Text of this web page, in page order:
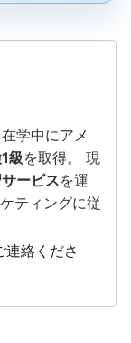
学中にアメ
級を取得。 現
ービスを運
ティングに従
連絡くださ